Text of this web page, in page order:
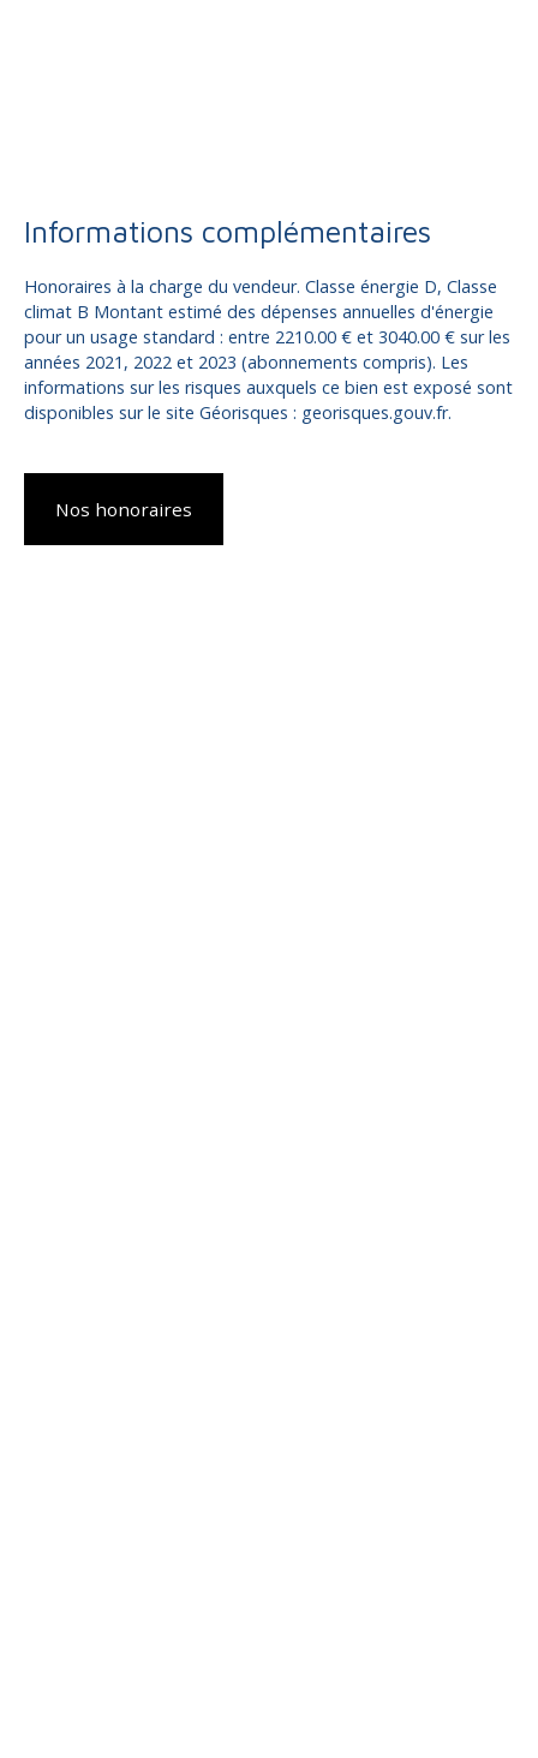
Informations complémentaires
Honoraires à la charge du vendeur. Classe énergie D, Classe
climat B Montant estimé des dépenses annuelles d'énergie
pour un usage standard : entre 2210.00 € et 3040.00 € sur les
années 2021, 2022 et 2023 (abonnements compris). Les
informations sur les risques auxquels ce bien est exposé sont
disponibles sur le site Géorisques : georisques.gouv.fr.
Nos honoraires